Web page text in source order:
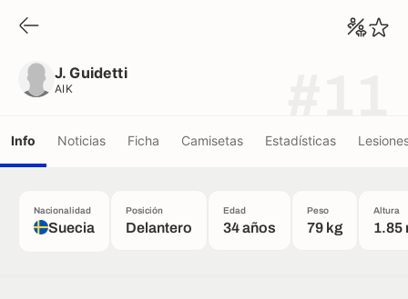
J. Guidetti
AIK
Info Noticias Ficha Camisetas Estadísticas
Nacionalidad
Suecia
Posición
Delantero
Edad
34 años
Peso
79 kg
Altura
1.85